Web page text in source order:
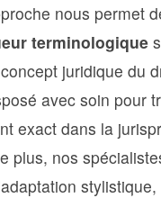
nous permet
terminologique
juridique du
avec soin pour
exact dans la
plus, nos